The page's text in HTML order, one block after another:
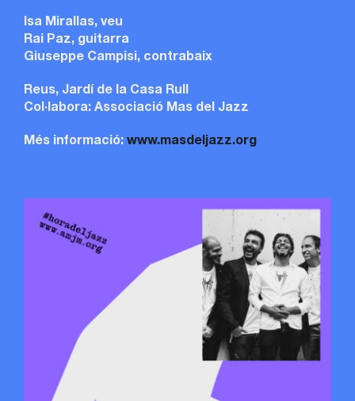
Isa Mirallas, veu
Rai Paz, guitarra
Giuseppe Campisi, contrabaix
Reus, Jardí de la Casa Rull
Col·labora: Associació Mas del Jazz
Més informació: www.masdeljazz.org